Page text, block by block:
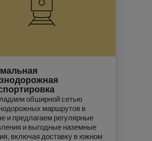
обширной сетью
маршрутов в
и предлагаем регулярные
и выгодные наземные
включая доставку в южном